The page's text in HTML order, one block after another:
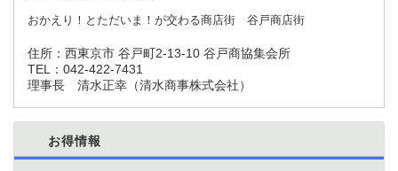
おかえり！とただいま！が交わる商店街 谷戸商店街
住所： 西東京市 谷戸町2-13-10 谷戸商協集会所
TEL： 042-422-7431
理事長 清水正幸（清水商事株式会社）
お得情報